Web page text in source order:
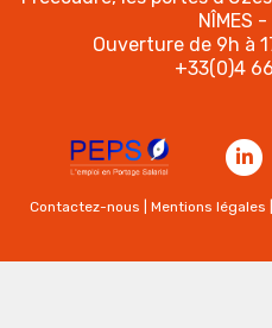
NÎMES
Ouverture de 9h à
+33(0)4
Contactez-nous |Mentions légales